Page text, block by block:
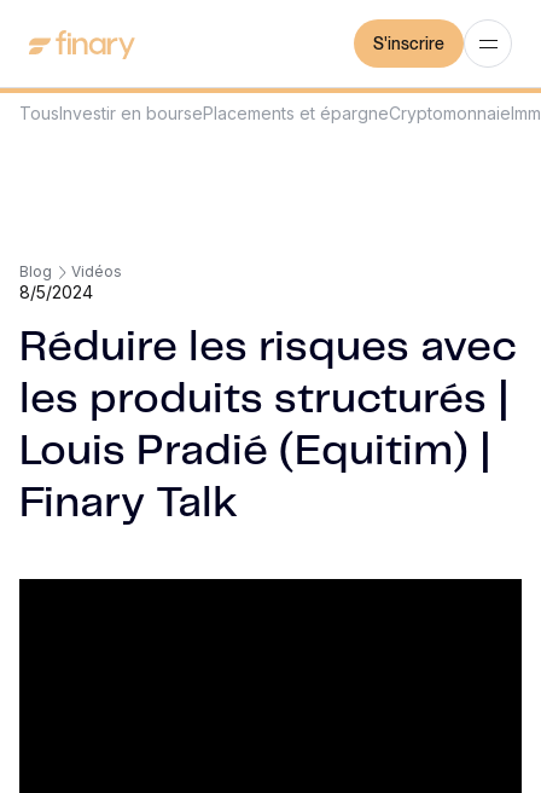
S'inscrire
TousInvestir en boursePlacements et épargneCryptomonnaie
Blog Vidéos
8/5/2024
Réduire les risques avec
les produits structurés |
Louis Pradié (Equitim) |
Finary Talk